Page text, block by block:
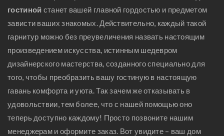
гостиной станет вашей главной гордостью и предметом
зависти ваших знакомых. Действительно, каждый такой
гарнитур можно без преувеличения назвать настоящим
произведением искусства, истинным шедевром
дизайнерского мастерства, созданного специально для
того, чтобы преобразить вашу гостиную в настоящую
гавань комфорта и уюта. Так зачем же отказывать в
удовольствии, тем более, что с нашей помощью оно
теперь доступно каждому! Просто позвоните нашим
менеджерам и оформите заказ. Вот увидите – ваш дом